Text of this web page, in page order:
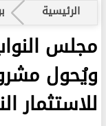
الرئيسية
مجلس
ويُحول
للاستثمار